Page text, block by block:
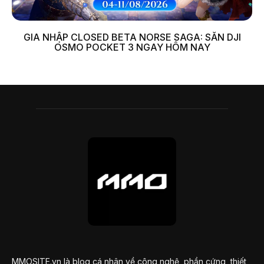
GIA NHẬP CLOSED BETA NORSE SAGA: SĂN DJI
OSMO POCKET 3 NGAY HÔM NAY
MMOSITE.vn là blog cá nhân về công nghệ, phần cứng, thiết